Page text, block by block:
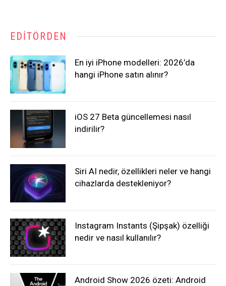
EDITÖRDEN
En iyi iPhone modelleri: 2026’da
hangi iPhone satın alınır?
iOS 27 Beta güncellemesi nasıl
indirilir?
Siri AI nedir, özellikleri neler ve hangi
cihazlarda destekleniyor?
Instagram Instants (Şipşak) özelliği
nedir ve nasıl kullanılır?
Android Show 2026 özeti: Android